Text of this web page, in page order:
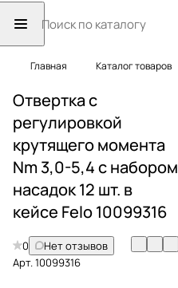
Главная Каталог товаров
Отвертка c
регулировкой
крутящего момента
Nm 3,0-5,4 с набором
насадок 12 шт. в
кейсе Felo 10099316
0
Нет отзывов
Арт.10099316